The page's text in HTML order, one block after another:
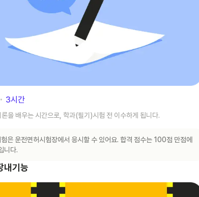
･ 3시간
론을 배우는 시간으로, 학과(필기)시험 전 이수하게 됩니다.
은 운전면허시험장에서 응시할 수 있어요. 합격 점수는 100점 만점에
니다.
내기능